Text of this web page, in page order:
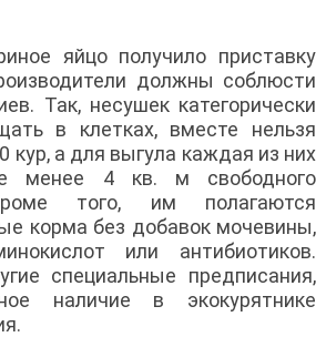
яйцо получило приставку
должны соблюсти
Так, несушек категорически
в клетках, вместе нельзя
кур, а для выгула каждая из них
менее 4 кв. м свободного
того, им полагаются
корма без добавок мочевины,
или антибиотиков.
специальные предписания,
наличие в экокурятнике